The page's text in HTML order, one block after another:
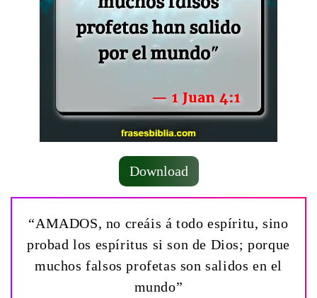
Download
“AMADOS, no creáis á todo espíritu, sino
probad los espíritus si son de Dios; porque
muchos falsos profetas son salidos en el
mundo”